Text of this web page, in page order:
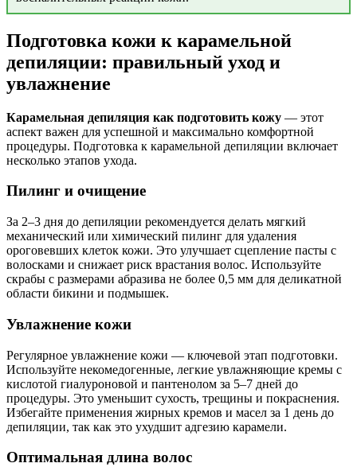
Подготовка кожи к карамельной
депиляции: правильный уход и
увлажнение
Карамельная депиляция как подготовить кожу — этот
аспект важен для успешной и максимально комфортной
процедуры. Подготовка к карамельной депиляции включает
несколько этапов ухода.
Пилинг и очищение
За 2–3 дня до депиляции рекомендуется делать мягкий
механический или химический пилинг для удаления
ороговевших клеток кожи. Это улучшает сцепление пасты с
волосками и снижает риск врастания волос. Используйте
скрабы с размерами абразива не более 0,5 мм для деликатной
области бикини и подмышек.
Увлажнение кожи
Регулярное увлажнение кожи — ключевой этап подготовки.
Используйте некомедогенные, легкие увлажняющие кремы с
кислотой гиалуроновой и пантенолом за 5–7 дней до
процедуры. Это уменьшит сухость, трещины и покраснения.
Избегайте применения жирных кремов и масел за 1 день до
депиляции, так как это ухудшит адгезию карамели.
Оптимальная длина волос